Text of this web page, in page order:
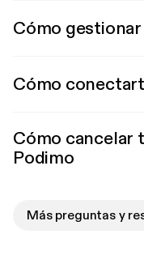
Cómo
Cómo
Cómo cancelar
Podimo
Más preguntas y